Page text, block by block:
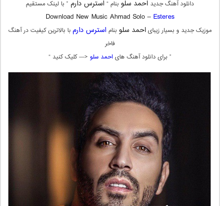
دانلود آهنگ جدید احمد سلو بنام “ استرس دارم ” با لینک مستقیم
Download New Music Ahmad Solo – Esteres
موزیک جدید و بسیار زیبایاحمد سلو بنام استرس دارمبا بالاترین کیفیت در آهنگ
فاخر
” برای دانلود آهنگ هایاحمد سلو <— کلیک کنید “